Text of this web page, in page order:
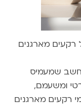
מארגנים
שמעמיס
ומשעמם,
רקעים מארגנים